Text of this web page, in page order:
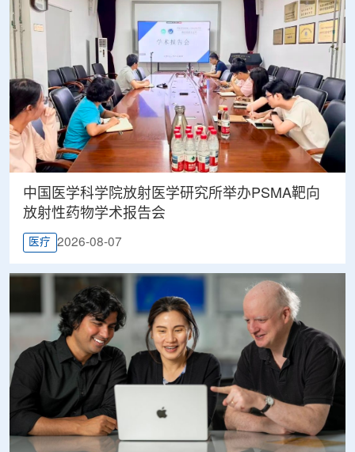
中国医学科学院放射医学研究所举办PSMA靶向
放射性药物学术报告会
医疗 2026-08-07